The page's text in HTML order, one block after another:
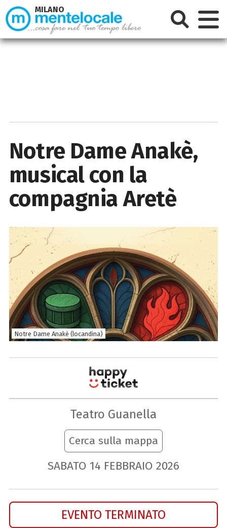
Notre Dame Anakè,
musical con la
compagnia Aretè
Notre Dame Anakè (locandina)
Teatro Guanella
Cerca sulla mappa
SABATO 14 FEBBRAIO 2026
EVENTO TERMINATO
MILANO